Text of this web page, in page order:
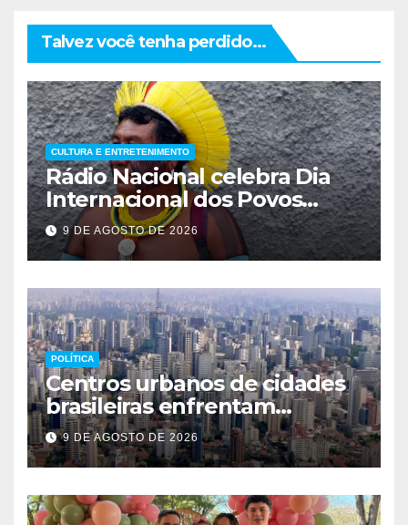
Talvez você tenha perdido...
CULTURA E ENTRETENIMENTO
Rádio Nacional celebra Dia
Internacional dos Povos
Indígenas
9 DE AGOSTO DE 2026
POLÍTICA
Centros urbanos de cidades
brasileiras enfrentam
esvaziamento e insegurança
9 DE AGOSTO DE 2026